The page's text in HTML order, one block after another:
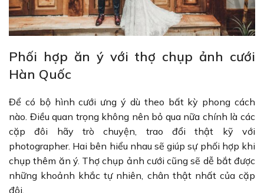
Phối hợp ăn ý với thợ chụp ảnh cưới
Hàn Quốc
Để có bộ hình cưới ưng ý dù theo bất kỳ phong cách
nào. Điều quan trọng không nên bỏ qua nữa chính là các
cặp đôi hãy trò chuyện, trao đổi thật kỹ với
photographer. Hai bên hiểu nhau sẽ giúp sự phối hợp khi
chụp thêm ăn ý. Thợ chụp ảnh cưới cũng sẽ dễ bắt được
những khoảnh khắc tự nhiên, chân thật nhất của cặp
đôi.